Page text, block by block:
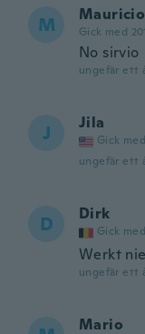
M Mauricio
Gick med
No sirvio
ungefär ett
J Jila
Gick
ungefär ett
D Dirk
Gick
Werkt
ungefär ett
Mario